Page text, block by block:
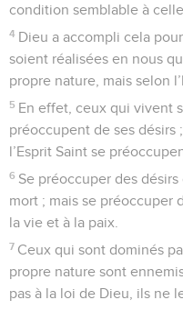
condition semblable à
4 Dieu a accompli cela
soient réalisées en nous
propre nature, mais selon
5 En effet, ceux qui vivent
préoccupent de ses désirs
l’Esprit Saint se
6 Se préoccuper des
mort ; mais se préoccuper
la vie et à la paix.
7 Ceux qui sont dominés
propre nature sont
pas à la loi de Dieu, ils ne